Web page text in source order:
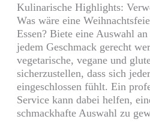
Kulinarische Highlights:
Was wäre eine
Essen? Biete eine Auswahl
jedem Geschmack gerecht
vegetarische, vegane und
sicherzustellen, dass sich
eingeschlossen fühlt. Ein
Service kann dabei helfen,
schmackhafte Auswahl zu